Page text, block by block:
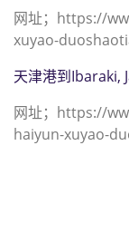
网址；https://
xuyao-
天津港到Ibaraki,
网址；https://
haiyun-xuyao-